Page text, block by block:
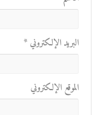
البريد الإلكتروني*
الموقع الإلكتروني